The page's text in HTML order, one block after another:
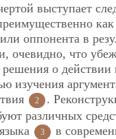
выступает
оппонента в
очевидно, что
о действии
изучения
2
.
различных
3
в